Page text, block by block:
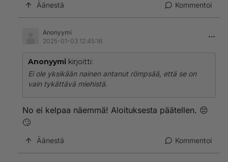
Äänestä Kommentoi
Anonyymi
2025-01-03 12:45:16
Anonyymi kirjoitti:
Ei ole yksikään nainen antanut römpsää, että se on
vain tykättävä miehistä.
No ei kelpaa näemmä! Aloituksesta päätellen. 😔
🙄
Äänestä Kommentoi